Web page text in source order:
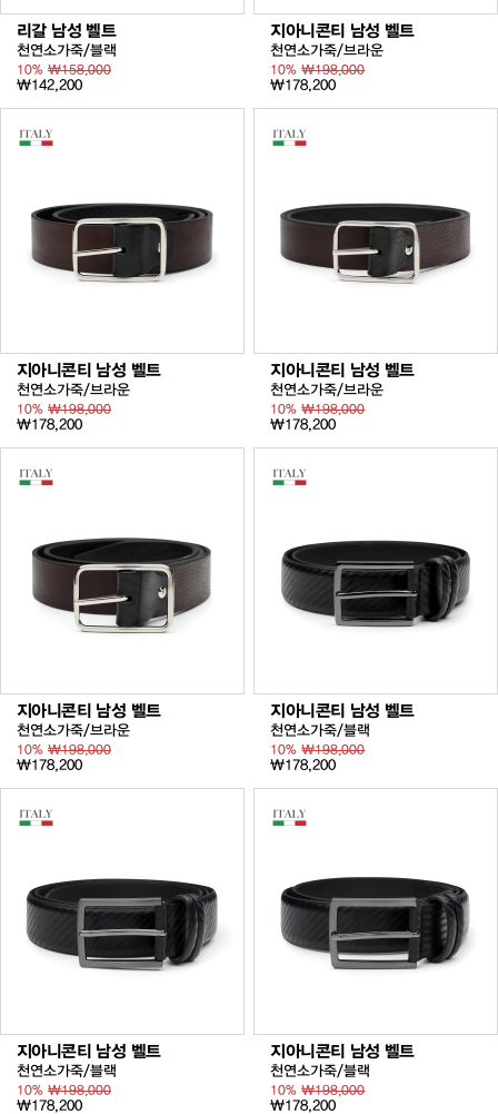
리갈 남성 벨트
천연소가죽/블랙
10% ₩158,000
₩142,200
지아니콘티 남성 벨트
천연소가죽/브라운
10%₩198,000
₩178,200
지아니콘티 남성 벨트
천연소가죽/브라운
10% ₩198,000
₩178,200
지아니콘티 남성 벨트
천연소가죽/브라운
10%₩198,000
₩178,200
지아니콘티 남성 벨트
천연소가죽/브라운
10% ₩198,000
₩178,200
지아니콘티 남성 벨트
천연소가죽/블랙
10%₩198,000
₩178,200
지아니콘티 남성 벨트
천연소가죽/블랙
10% ₩198,000
₩178,200
지아니콘티 남성 벨트
천연소가죽/블랙
10%₩198,000
₩178,200